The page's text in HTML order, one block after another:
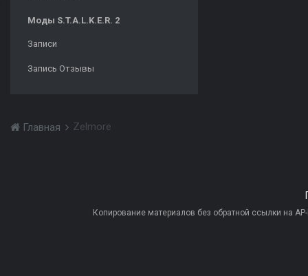
Моды S.T.A.L.K.E.R. 2
Записи
Запись Отзывы
Главная Zelmore
Копирование материалов без обратной ссылки на